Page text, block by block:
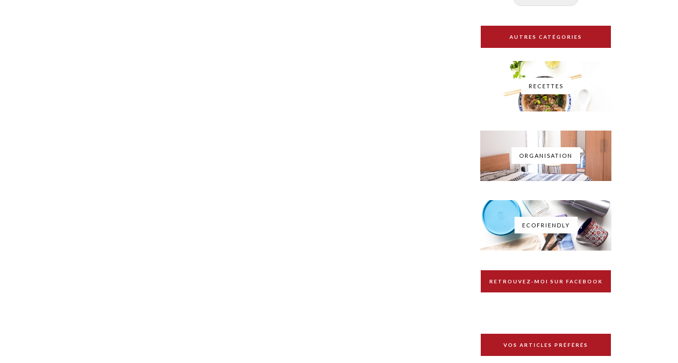
AUTRES CATÉGORIES
RECETTES
ORGANISATION
ECOFRIENDLY
RETROUVEZ-MOI SUR FACEBOOK
VOS ARTICLES PRÉFÉRÉS